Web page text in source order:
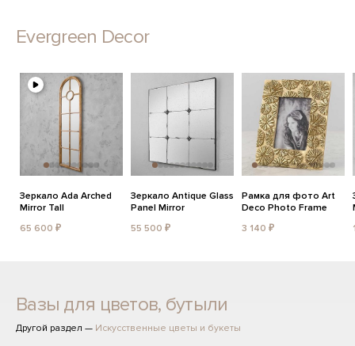
Evergreen Decor
Зеркало Ada Arched
Mirror Tall
65 600 ₽
Зеркало Antique Glass
Panel Mirror
55 500 ₽
Рамка для фото Art
Deco Photo Frame
3 140 ₽
Вазы для цветов, бутыли
Другой раздел — Искусственные цветы и букеты